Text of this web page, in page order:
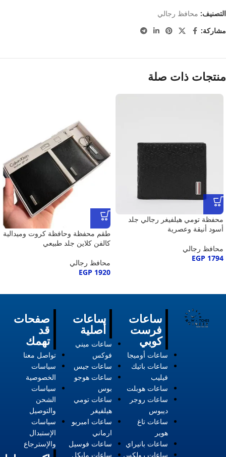
التصنيف: محافظ رجالي
مشاركة:
منتجات ذات صلة
محفظة تومي هيلفيغر رجالي جلد
أسود أنيقة وعصرية
محافظ رجالي
EGP 1794
طقم محفظة وحافظة كروت وميدالية
كالفن كلاين جلد طبيعي
محافظ رجالي
EGP 1920
صفحات
قد
تهمك
تواصل معنا
سياسات
الخصوصية
سياسات
الشحن
والتوصيل
سياسات
الإستبدال
والإسترجاع
ساعات
أصلية
ساعات ميني
فوكس
ساعات جيس
ساعات هوجو
بوس
ساعات تومي
هيلفيغر
ساعات امبريو
ارماني
ساعات فوسيل
ساعات مايكل
ساعات
فرست
كوبي
ساعات أوميجا
ساعات باتيك
فيليب
ساعات هوبلت
ساعات روجر
ديبوس
ساعات تاغ
هوير
ساعات بانيراي
ساعات رولكس